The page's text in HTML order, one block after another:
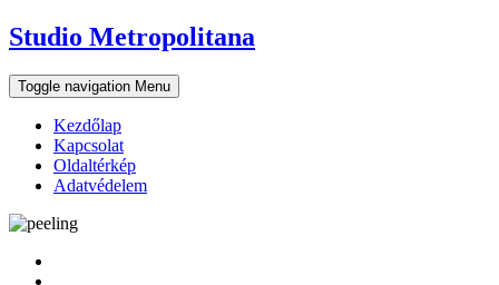
Skip
to
content
Studio Metropolitana
Toggle navigation Menu
Kezdőlap
Kapcsolat
Oldaltérkép
Adatvédelem